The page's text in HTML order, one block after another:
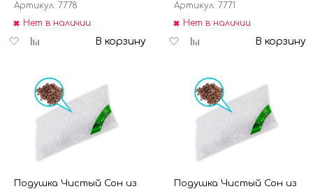
Артикул: 7778
Нет в наличии
Добавить
Добавить
В корзину
Артикул: 7771
Нет в наличии
Добавить
Добавить
В корзину
Подушка Чистый Сон из
Подушка Чистый Сон из